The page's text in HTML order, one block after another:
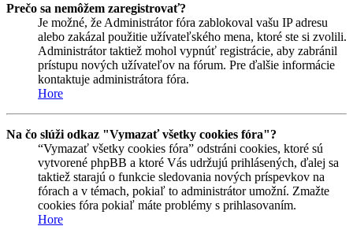
Prečo sa nemôžem zaregistrovať?
Je možné, že Administrátor fóra zablokoval vašu IP adresu
alebo zakázal použitie užívateľského mena, ktoré ste si zvolili.
Administrátor taktiež mohol vypnúť registrácie, aby zabránil
prístupu nových užívateľov na fórum. Pre ďalšie informácie
kontaktuje administrátora fóra.
Hore
Na čo slúži odkaz "Vymazať všetky cookies fóra"?
“Vymazať všetky cookies fóra” odstráni cookies, ktoré sú
vytvorené phpBB a ktoré Vás udržujú prihlásených, ďalej sa
taktiež starajú o funkcie sledovania nových príspevkov na
fórach a v témach, pokiaľ to administrátor umožní. Zmažte
cookies fóra pokiaľ máte problémy s prihlasovaním.
Hore